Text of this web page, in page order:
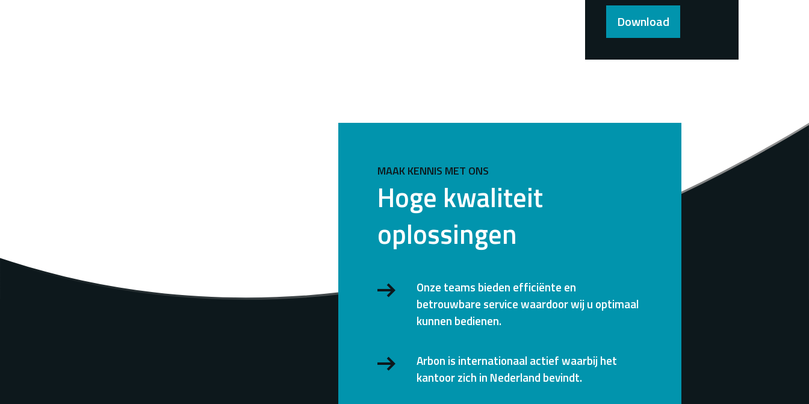
Download
MAAK KENNIS MET ONS
Hoge kwaliteit
oplossingen
Onze teams bieden efficiënte en
betrouwbare service waardoor wij u optimaal
kunnen bedienen.
Arbon is internationaal actief waarbij het
kantoor zich in Nederland bevindt.